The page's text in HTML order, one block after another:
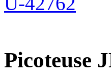
Picoteuse